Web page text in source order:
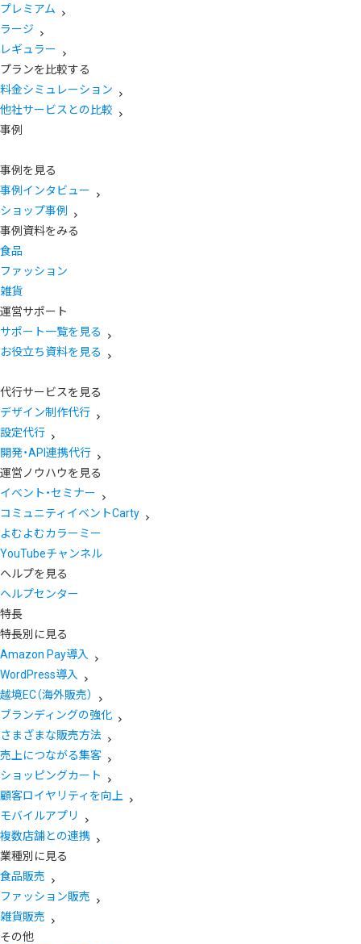
プレミアム
ラージ
レギュラー
プランを比較する
料金シミュレーション
他社サービスとの比較
事例
事例を見る
事例インタビュー
ショップ事例
事例資料をみる
食品
ファッション
雑貨
運営サポート
サポート一覧を見る
お役立ち資料を見る
代行サービスを見る
デザイン制作代行
設定代行
開発・API連携代行
運営ノウハウを見る
イベント・セミナー
コミュニティイベントCarty
よむよむカラーミー
YouTubeチャンネル
ヘルプを見る
ヘルプセンター
特長
特長別に見る
Amazon Pay導入
WordPress導入
越境EC（海外販売）
ブランディングの強化
さまざまな販売方法
売上につながる集客
ショッピングカート
顧客ロイヤリティを向上
モバイルアプリ
複数店舗との連携
業種別に見る
食品販売
ファッション販売
雑貨販売
その他